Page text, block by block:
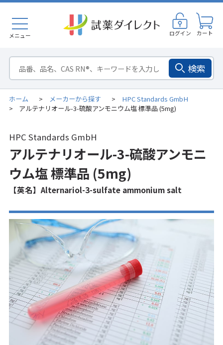
メニュー ログイン カート
検索
ホーム > メーカーから探す > HPC Standards GmbH
> アルテナリオール-3-硫酸アンモニウム塩 標準品 (5mg)
HPC Standards GmbH
アルテナリオール-3-硫酸アンモニ
ウム塩 標準品 (5mg)
【英名】Alternariol-3-sulfate ammonium salt